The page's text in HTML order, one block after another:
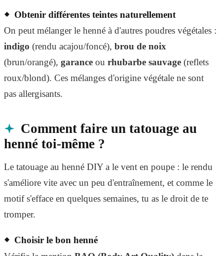
Obtenir différentes teintes naturellement
On peut mélanger le henné à d'autres poudres végétales :
indigo (rendu acajou/foncé), brou de noix
(brun/orangé), garance ou rhubarbe sauvage (reflets
roux/blond). Ces mélanges d'origine végétale ne sont
pas allergisants.
Comment faire un tatouage au
henné toi-même ?
Le tatouage au henné DIY a le vent en poupe : le rendu
s'améliore vite avec un peu d'entraînement, et comme le
motif s'efface en quelques semaines, tu as le droit de te
tromper.
Choisir le bon henné